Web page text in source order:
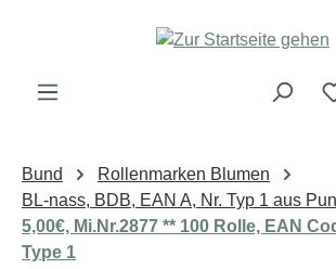
Zum Hauptinhalt springen
Bund
Rollenmarken Blumen
BL-nass, BDB, EAN A, Nr. Typ 1 aus
5,00€, Mi.Nr.2877 ** 100 Rolle, EAN
Type 1